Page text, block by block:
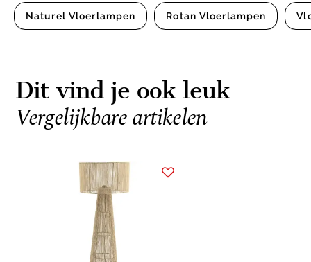
Naturel Vloerlampen Rotan Vloerlampen
Dit vind je ook leuk
Vergelijkbare artikelen